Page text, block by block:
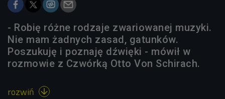
- Robię różne rodzaje zwariowanej muzyki.
Nie mam żadnych zasad, gatunków.
Poszukuję i poznaję dźwięki - mówił w
rozmowie z Czwórką Otto Von Schirach.
rozwiń 